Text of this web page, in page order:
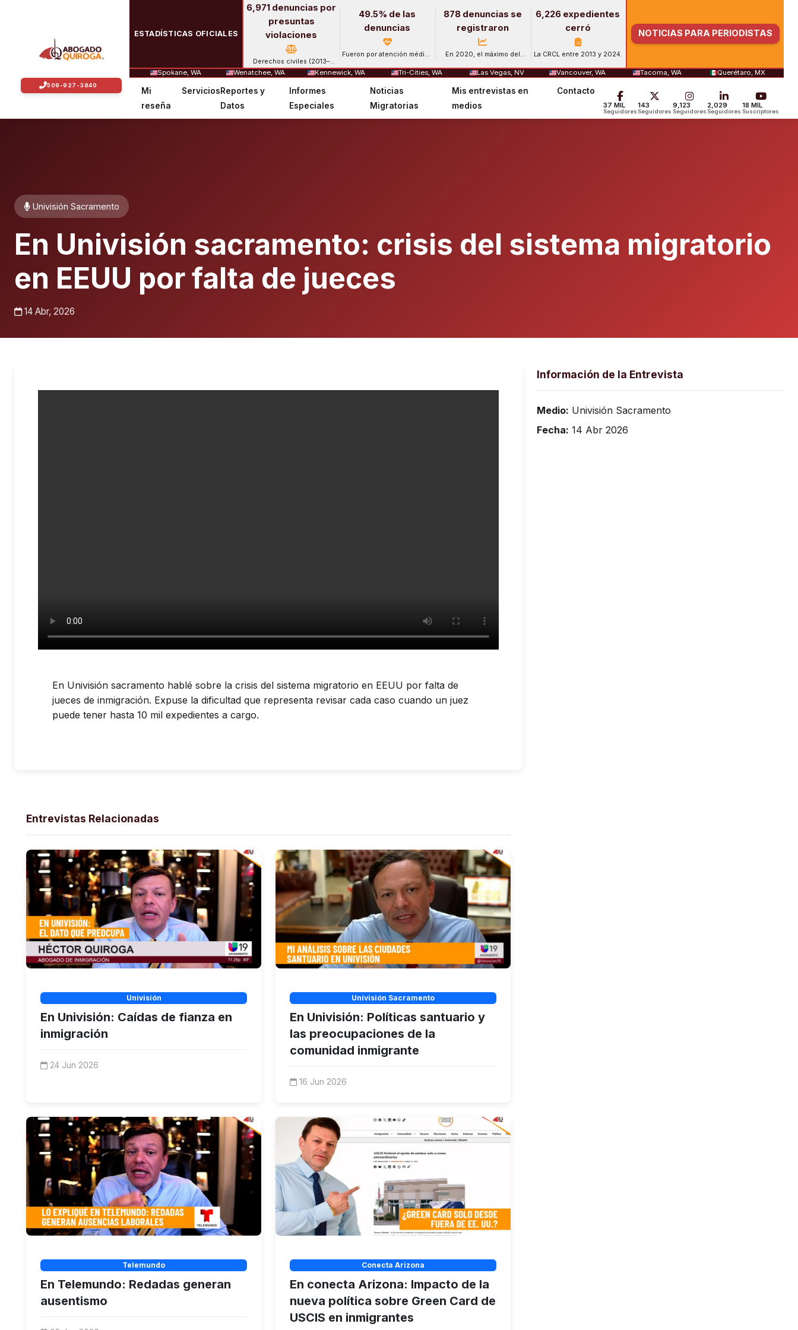
ESTADÍSTICAS OFICIALES
6,971 denuncias por
presuntas
violaciones
Derechos civiles (2013–
2024).
49.5% de las
denuncias
Fueron por atención médica
878 denuncias se
registraron
En 2020, el máximo del
6,226 expedientes
cerró
La CRCL entre 2013 y 2024.
NOTICIAS PARA PERIODISTAS
Spokane, WA Wenatchee, WA Kennewick, WA Tri-Cities, WA Las Vegas, NV Vancouver, WA Tacoma, WA Querétaro, MX
Mi
reseña
ServiciosReportes y
Datos
Informes
Especiales
Noticias
Migratorias
Mis entrevistas en
medios
Contacto
37 MIL
Seguidores
143
Seguidores
9,123
Seguidores
2,029
Seguidores
18 MIL
Suscriptores
Univisión Sacramento
En Univisión sacramento: crisis del sistema migratorio
en EEUU por falta de jueces
14 Abr, 2026
En Univisión sacramento hablé sobre la crisis del sistema migratorio en EEUU por falta de
jueces de inmigración. Expuse la dificultad que representa revisar cada caso cuando un juez
puede tener hasta 10 mil expedientes a cargo.
Entrevistas Relacionadas
Univisión
En Univisión: Caídas de fianza en
inmigración
24 Jun 2026
Univisión Sacramento
En Univisión: Políticas santuario y
las preocupaciones de la
comunidad inmigrante
16 Jun 2026
Telemundo
En Telemundo: Redadas generan
ausentismo
Conecta Arizona
En conecta Arizona: Impacto de la
nueva política sobre Green Card de
USCIS en inmigrantes
Información de la Entrevista
Medio: Univisión Sacramento
Fecha: 14 Abr 2026